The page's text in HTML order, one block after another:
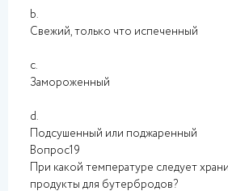
b.
Свежий, только что испеченный
c.
Замороженный
d.
Подсушенный или поджаренный
Вопрос19
При какой температуре следует
продукты для бутербродов?